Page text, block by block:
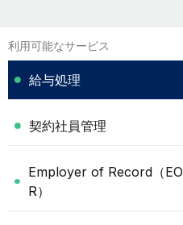
利用可能なサービス
給与処理
契約社員管理
Employer of Record（EO
R）